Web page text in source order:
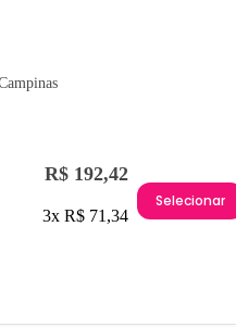
R$ 192,42
3x R$ 71,34
Selecionar